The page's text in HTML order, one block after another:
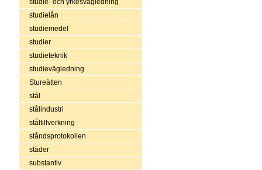
studie- och yrkesvägledning
studielån
studiemedel
studier
studieteknik
studievägledning
Stureätten
stål
stålindustri
ståltillverkning
ståndsprotokollen
städer
substantiv